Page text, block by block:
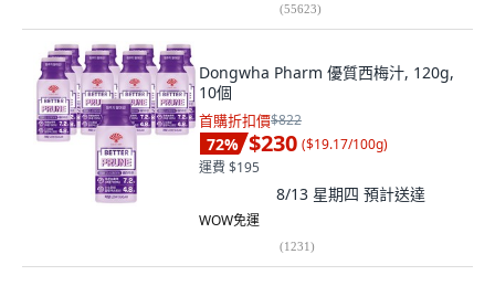
(55623)
Dongwha Pharm 優質西梅汁, 120g,
10個
首購折扣價$822
72% $230 ($19.17/100g)
運費 $195
8/13 星期四 預計送達
WOW免運
(1231)